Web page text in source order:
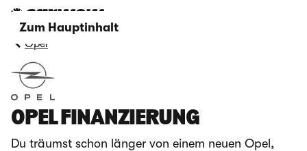
Zum Hauptinhalt
Opel
OPEL FINANZIERUNG
Du träumst schon länger von einem neuen Opel,